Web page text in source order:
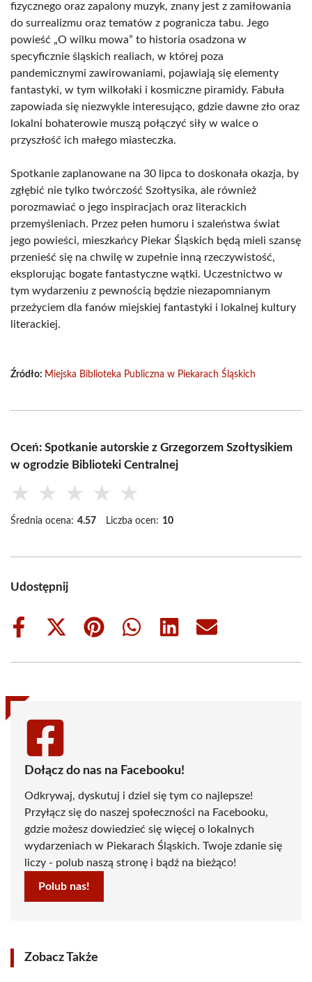
fizycznego oraz zapalony muzyk, znany jest z zamiłowania
do surrealizmu oraz tematów z pogranicza tabu. Jego
powieść „O wilku mowa” to historia osadzona w
specyficznie śląskich realiach, w której poza
pandemicznymi zawirowaniami, pojawiają się elementy
fantastyki, w tym wilkołaki i kosmiczne piramidy. Fabuła
zapowiada się niezwykle interesująco, gdzie dawne zło oraz
lokalni bohaterowie muszą połączyć siły w walce o
przyszłość ich małego miasteczka.
Spotkanie zaplanowane na 30 lipca to doskonała okazja, by
zgłębić nie tylko twórczość Szołtysika, ale również
porozmawiać o jego inspiracjach oraz literackich
przemyśleniach. Przez pełen humoru i szaleństwa świat
jego powieści, mieszkańcy Piekar Śląskich będą mieli szansę
przenieść się na chwilę w zupełnie inną rzeczywistość,
eksplorując bogate fantastyczne wątki. Uczestnictwo w
tym wydarzeniu z pewnością będzie niezapomnianym
przeżyciem dla fanów miejskiej fantastyki i lokalnej kultury
literackiej.
Źródło: Miejska Biblioteka Publiczna w Piekarach Śląskich
Oceń: Spotkanie autorskie z Grzegorzem Szołtysikiem
w ogrodzie Biblioteki Centralnej
★ ★ ★ ★ ★
Średnia ocena: 4.57 Liczba ocen: 10
Udostępnij
Share
Share
(Twitter)
Share
Share
Share
Share
Dołącz do nas na Facebooku!
Odkrywaj, dyskutuj i dziel się tym co najlepsze!
Przyłącz się do naszej społeczności na Facebooku,
gdzie możesz dowiedzieć się więcej o lokalnych
wydarzeniach w Piekarach Śląskich. Twoje zdanie się
liczy - polub naszą stronę i bądź na bieżąco!
Polub nas!
Zobacz Także